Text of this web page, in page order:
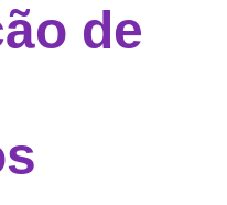
de